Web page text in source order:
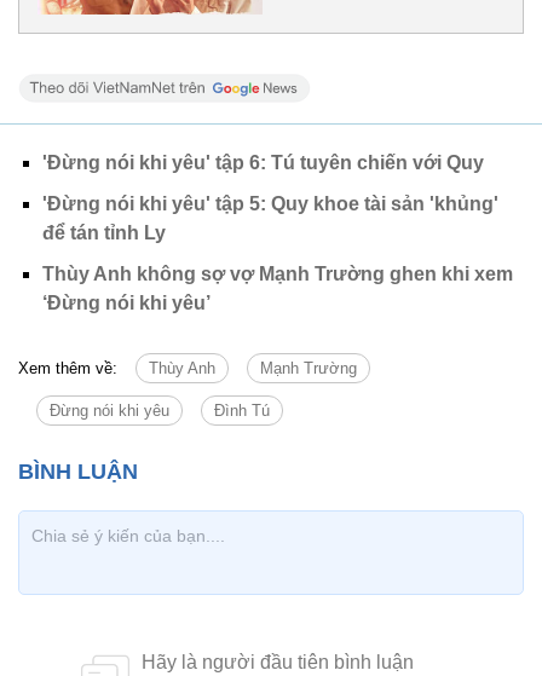
'Đừng nói khi yêu' tập 6: Tú tuyên chiến với Quy
'Đừng nói khi yêu' tập 5: Quy khoe tài sản 'khủng'
để tán tỉnh Ly
Thùy Anh không sợ vợ Mạnh Trường ghen khi xem
‘Đừng nói khi yêu’
Xem thêm về: Thùy Anh Mạnh Trường
Đừng nói khi yêu Đình Tú